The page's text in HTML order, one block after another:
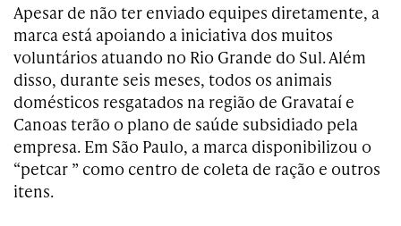
Apesar de não ter enviado equipes diretamente, a
marca está apoiando a iniciativa dos muitos
voluntários atuando no Rio Grande do Sul. Além
disso, durante seis meses, todos os animais
domésticos resgatados na região de Gravataí e
Canoas terão o plano de saúde subsidiado pela
empresa. Em São Paulo, a marca disponibilizou o
“petcar ” como centro de coleta de ração e outros
itens.